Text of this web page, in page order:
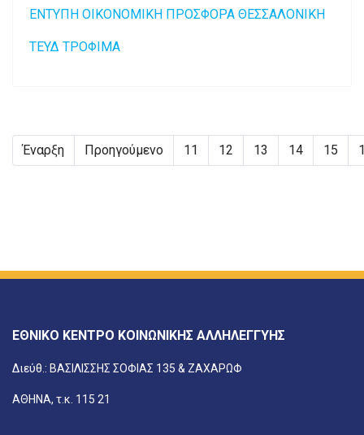
ΕΝΤΥΠΗ ΟΙΚΟΝΟΜΙΚΗ ΠΡΟΣΦΟΡΑ ΘΕΣΣΑΛΟΝΙΚΗ
ΤΕΥΔ ΤΡΟΦΙΜΑ
Έναρξη Προηγούμενο 11 12 13 14 15
ΕΘΝΙΚΟ ΚΕΝΤΡΟ ΚΟΙΝΩΝΙΚΗΣ ΑΛΛΗΛΕΓΓΥΗΣ
Διεύθ.: ΒΑΣΙΛΙΣΣΗΣ ΣΟΦΙΑΣ 135 & ΖΑΧΑΡΩΦ
ΑΘΗΝΑ, τ.κ. 115 21